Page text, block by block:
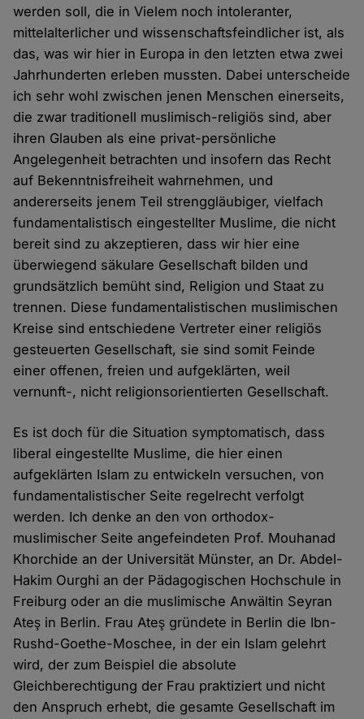
werden soll, die in Vielem noch intoleranter,
mittelalterlicher und wissenschaftsfeindlicher ist, als
das, was wir hier in Europa in den letzten etwa zwei
Jahrhunderten erleben mussten. Dabei unterscheide
ich sehr wohl zwischen jenen Menschen einerseits,
die zwar traditionell muslimisch-religiös sind, aber
ihren Glauben als eine privat-persönliche
Angelegenheit betrachten und insofern das Recht
auf Bekenntnisfreiheit wahrnehmen, und
andererseits jenem Teil strenggläubiger, vielfach
fundamentalistisch eingestellter Muslime, die nicht
bereit sind zu akzeptieren, dass wir hier eine
überwiegend säkulare Gesellschaft bilden und
grundsätzlich bemüht sind, Religion und Staat zu
trennen. Diese fundamentalistischen muslimischen
Kreise sind entschiedene Vertreter einer religiös
gesteuerten Gesellschaft, sie sind somit Feinde
einer offenen, freien und aufgeklärten, weil
vernunft-, nicht religionsorientierten Gesellschaft.
Es ist doch für die Situation symptomatisch, dass
liberal eingestellte Muslime, die hier einen
aufgeklärten Islam zu entwickeln versuchen, von
fundamentalistischer Seite regelrecht verfolgt
werden. Ich denke an den von orthodox-
muslimischer Seite angefeindeten Prof. Mouhanad
Khorchide an der Universität Münster, an Dr. Abdel-
Hakim Ourghi an der Pädagogischen Hochschule in
Freiburg oder an die muslimische Anwältin Seyran
Ateş in Berlin. Frau Ateş gründete in Berlin die Ibn-
Rushd-Goethe-Moschee, in der ein Islam gelehrt
wird, der zum Beispiel die absolute
Gleichberechtigung der Frau praktiziert und nicht
den Anspruch erhebt, die gesamte Gesellschaft im